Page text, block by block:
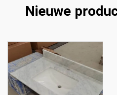
Nieuwe